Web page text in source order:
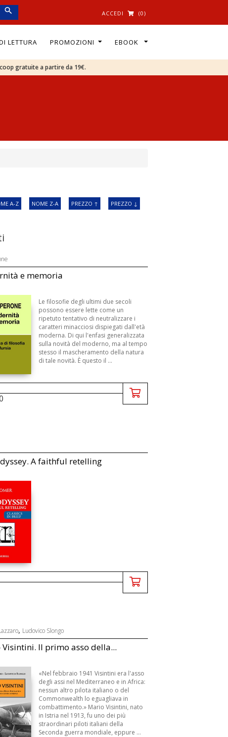
ACCEDI (0)
LETTURA PROMOZIONI EBOOK
gratuite a partire da 19€.
A-Z NOME Z-A PREZZO ↑ PREZZO ↓
e memoria
Le filosofie degli ultimi due secoli
possono essere lette come un
ripetuto tentativo di neutralizzare i
caratteri minacciosi dispiegati dall'età
moderna. Di qui l'enfasi generalizzata
sulla novità del moderno, ma al tempo
stesso il mascheramento della natura
di tale novità. È questo il ...
A faithful retelling
, Ludovico Slongo
Il primo asso della...
«Nel febbraio 1941 Visintini era l'asso
degli assi nel Mediterraneo e in Africa:
nessun altro pilota italiano o del
Commonwealth lo eguagliava in
combattimento.» Mario Visintini, nato
in Istria nel 1913, fu uno dei più
straordinari piloti italiani della
Seconda guerra mondiale, eppure ...